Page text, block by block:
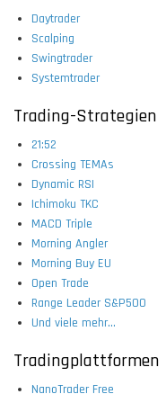
Daytrader
Scalping
Swingtrader
Systemtrader
Trading-Strategien
21:52
Crossing TEMAs
Dynamic RSI
Ichimoku TKC
MACD Triple
Morning Angler
Morning Buy EU
Open Trade
Range Leader S&P500
Und viele mehr...
Tradingplattformen
NanoTrader Free